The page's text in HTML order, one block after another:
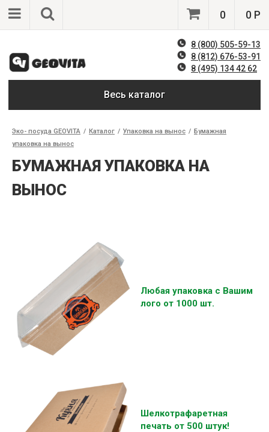
0 0 Р
8 (800) 505-59-13
8 (812) 676-53-91
8 (495) 134 42 62
Весь каталог
Эко- посуда GEOVITA / Каталог / Упаковка на вынос / Бумажная
упаковка на вынос
БУМАЖНАЯ УПАКОВКА НА
ВЫНОС
Любая упаковка с Вашим
лого от 1000 шт.
Шелкотрафаретная
печать от 500 штук!